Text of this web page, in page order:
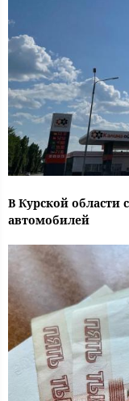
В Курской области
автомобилей